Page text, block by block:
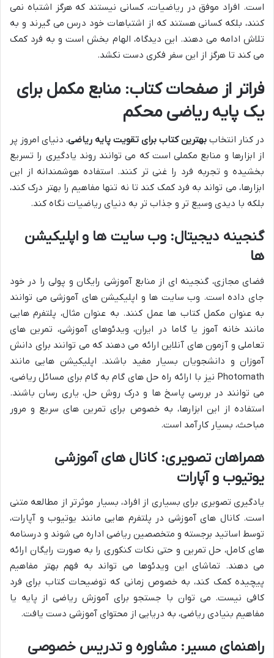
است. افراد موفق در ریاضیات، کسانی نیستند که هرگز اشتباه نمی
کنند، بلکه کسانی هستند که از اشتباهات خود درس می گیرند و به
تلاش ادامه می دهند. این دیدگاه، الهام بخش است و به فرد کمک
می کند تا هرگز از این سفر فکری دست نکشد.
فراتر از صفحات کتاب: منابع مکمل برای
یک پایه ریاضی محکم
در کنار انتخاب بهترین کتاب برای تقویت پایه ریاضی، دنیای امروز پر
از ابزارها و منابع مکملی است که می توانند روند یادگیری را تسریع
بخشیده و تجربه فرد را غنی تر کنند. استفاده هوشمندانه از این
ابزارها، می تواند به فرد کمک کند تا نه تنها مفاهیم را بهتر درک کند،
بلکه با دیدی وسیع تر و جذاب تر به دنیای ریاضیات نگاه کند.
گنجینه دیجیتال: وب سایت ها و اپلیکیشن
ها
فضای مجازی، گنجینه ای از منابع آموزشی رایگان و پولی را در خود
جای داده است. وب سایت ها و اپلیکیشن های آموزشی می توانند
به عنوان مکمل کتاب ها عمل کنند. به عنوان مثال، پلتفرم هایی
مانند خانه آموز یا گاما در ایران، ویدئوهای آموزشی، تمرین های
تعاملی و آزمون های آنلاین ارائه می دهند که می توانند برای دانش
آموزان و دانشجویان بسیار مفید باشند. اپلیکیشن هایی مانند
Photomath نیز با ارائه راه حل های گام به گام برای مسائل ریاضی،
می توانند در بررسی پاسخ ها و درک روش حل، یاری رسان باشند.
استفاده از این ابزارها، به خصوص برای تمرین های سریع و مرور
مباحث، بسیار کارآمد است.
همراهان تصویری: کانال های آموزشی
یوتیوب و آپارات
یادگیری تصویری برای بسیاری از افراد، بسیار موثرتر از مطالعه متنی
است. کانال های آموزشی در پلتفرم هایی مانند یوتیوب و آپارات،
توسط اساتید برجسته و متخصصین ریاضی اداره می شوند و درسنامه
های کامل، حل تمرین و حتی نکات کنکوری را به صورت رایگان ارائه
می دهند. تماشای این ویدئوها می تواند به فهم بهتر مفاهیم
پیچیده کمک کند، به خصوص زمانی که توضیحات کتاب برای فرد
کافی نیست. می توان با جستجو برای آموزش ریاضی از پایه یا
مفاهیم بنیادی ریاضی، به دریایی از محتوای آموزشی دست یافت.
راهنمای مسیر: مشاوره و تدریس خصوصی